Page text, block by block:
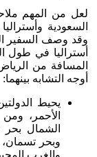
لعل من المهم
السعودية
أستراليا في طول
المسافة من
أوجه التشابه بينهما:
يحيط
الأحمر،
الشمال
وبحر